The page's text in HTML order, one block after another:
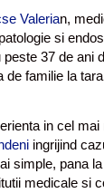
Valerian,
si
37 de ani
de familie la
in cel mai
ingrijind
simple, pana
medicale si